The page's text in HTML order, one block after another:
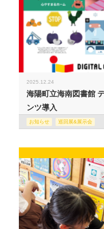
2025.12.24
海陽町立海南図書館
ンツ導入
お知らせ 巡回展&展示会